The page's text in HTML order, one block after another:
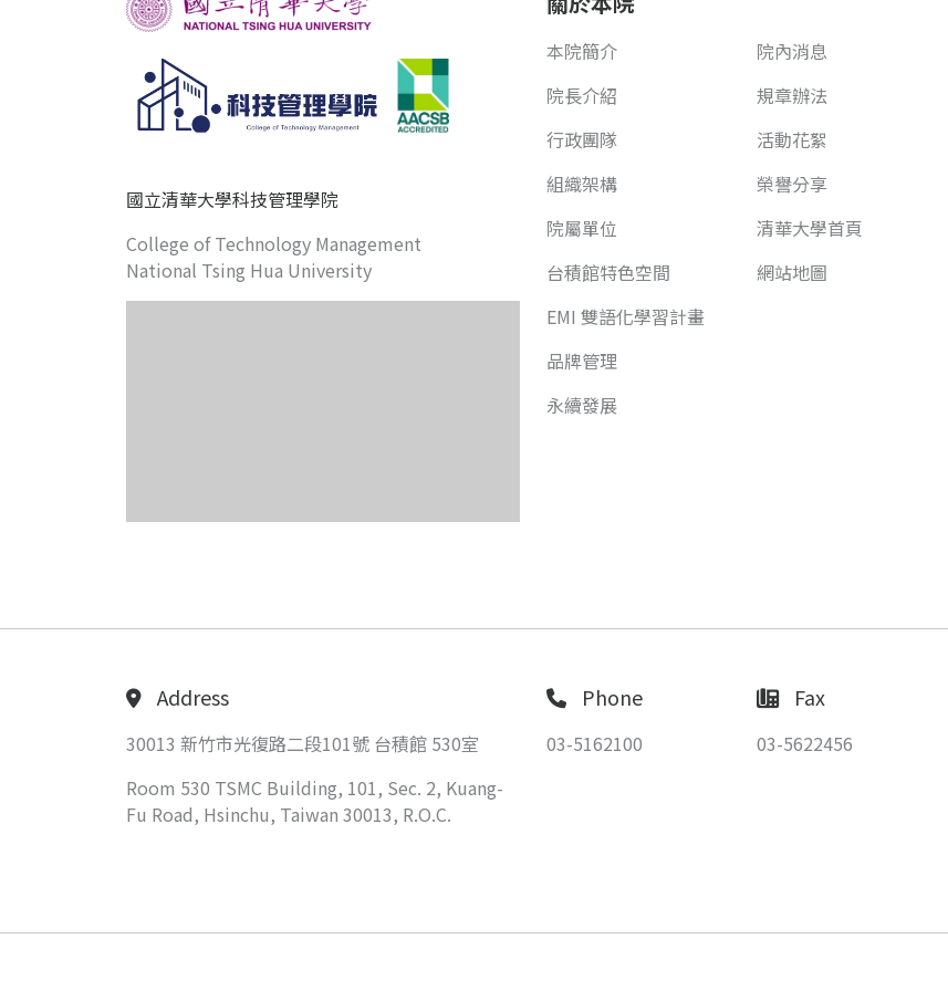
國立清華大學科技管理學院
College of Technology Management
National Tsing Hua University
本院簡介
院長介紹
行政團隊
組織架構
院屬單位
台積館特色空間
EMI 雙語化學習計畫
品牌管理
永續發展
院內消息
規章辦法
活動花絮
榮譽分享
清華大學首頁
網站地圖
Address
30013 新竹市光復路二段101號 台積館 530室
Room 530 TSMC Building, 101, Sec. 2, Kuang-
Fu Road, Hsinchu, Taiwan 30013, R.O.C.
Phone
03-5162100
Fax
03-5622456